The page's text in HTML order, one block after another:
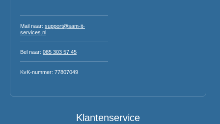
Mail naar: support@sam-it-
services.nl
Bel naar: 085 303 57 45
KvK-nummer: 77807049
Klantenservice